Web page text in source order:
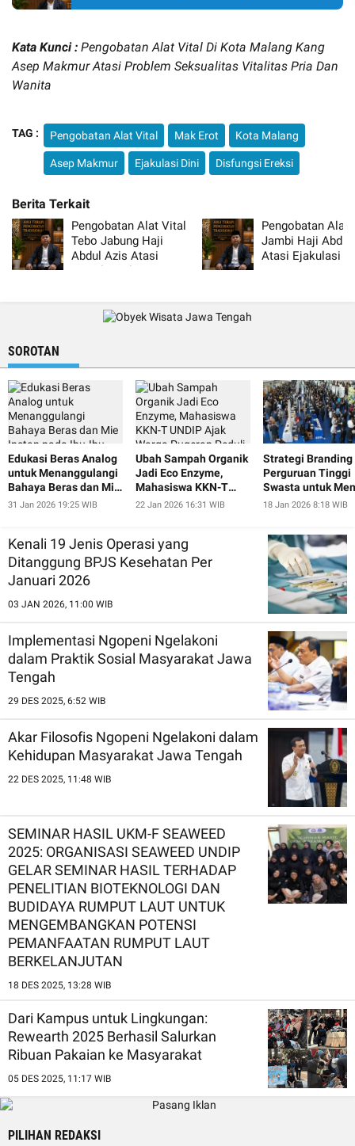
Kata Kunci : Pengobatan Alat Vital Di Kota Malang Kang
Asep Makmur Atasi Problem Seksualitas Vitalitas Pria Dan
Wanita
TAG : Pengobatan Alat Vital Mak Erot Kota Malang
Asep Makmur Ejakulasi Dini Disfungsi Ereksi
Pengobatan Alat Vital
Tebo Jabung Haji
Abdul Azis Atasi
Lemah Syahwat Resmi
Pengobatan Alat
Jambi Haji Abdul
Atasi Ejakulasi
SOROTAN
Edukasi Beras Analog
untuk Menanggulangi
Bahaya Beras dan Mie
Instan pada Ibu-Ibu
31 Jan 2026 19:25 WIB
Ubah Sampah Organik
Jadi Eco Enzyme,
Mahasiswa KKN-T
UNDIP Ajak Warga
22 Jan 2026 16:31 WIB
Strategi Branding
Perguruan Tinggi
Swasta untuk
Minat Calon
18 Jan 2026 8:18 WIB
Kenali 19 Jenis Operasi yang
Ditanggung BPJS Kesehatan Per
Januari 2026
03 JAN 2026, 11:00 WIB
Implementasi Ngopeni Ngelakoni
dalam Praktik Sosial Masyarakat Jawa
Tengah
29 DES 2025, 6:52 WIB
Akar Filosofis Ngopeni Ngelakoni dalam
Kehidupan Masyarakat Jawa Tengah
22 DES 2025, 11:48 WIB
SEMINAR HASIL UKM-F SEAWEED
2025: ORGANISASI SEAWEED UNDIP
GELAR SEMINAR HASIL TERHADAP
PENELITIAN BIOTEKNOLOGI DAN
BUDIDAYA RUMPUT LAUT UNTUK
MENGEMBANGKAN POTENSI
PEMANFAATAN RUMPUT LAUT
BERKELANJUTAN
18 DES 2025, 13:28 WIB
Dari Kampus untuk Lingkungan:
Rewearth 2025 Berhasil Salurkan
Ribuan Pakaian ke Masyarakat
05 DES 2025, 11:17 WIB
PILIHAN REDAKSI